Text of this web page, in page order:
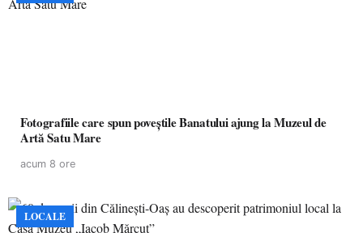
Fotografiile care spun poveștile Banatului ajung la Muzeul de
Artă Satu Mare
acum 8 ore
LOCALE